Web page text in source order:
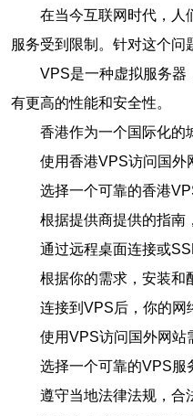
在当今互联网时代，人
服务受到限制。针对这个问
VPS是一种虚拟服务器
有更高的性能和安全性。
香港作为一个国际化的
使用香港VPS访问国外
选择一个可靠的香港
根据提供商提供的指南
通过远程桌面连接或
根据你的需求，安装和
连接到VPS后，你的网
使用VPS访问国外网站
选择一个可靠的VPS服
遵守当地法律法规，合